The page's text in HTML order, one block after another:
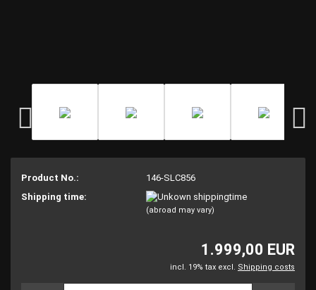
Product No.:
146-SLC856
Shipping time:
(abroad may vary)
1.999,00 EUR
incl. 19% tax excl. Shipping costs